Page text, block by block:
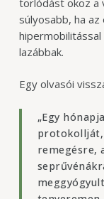
súlyosabb, ha
hipermobilitással
lazábbak.
Egy olvasói
„Egy
protokollját,
remegésre,